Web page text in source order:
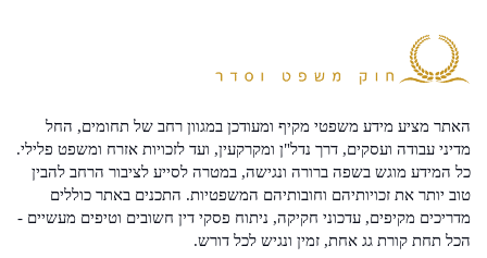
האתר מציע מידע משפטי מקיף ומעודכן במגוון רחב של תחומים, החל
מדיני עבודה ועסקים, דרך נדל"ן ומקרקעין, ועד לזכויות אזרח ומשפט פלילי.
כל המידע מוגש בשפה ברורה ונגישה, במטרה לסייע לציבור הרחב להבין
טוב יותר את זכויותיהם וחובותיהם המשפטיות. התכנים באתר כוללים
מדריכים מקיפים, עדכוני חקיקה, ניתוח פסקי דין חשובים וטיפים מעשיים -
הכל תחת קורת גג אחת, זמין ונגיש לכל דורש.